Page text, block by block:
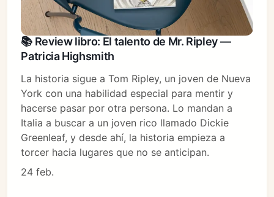
📚 Review libro: El talento de Mr. Ripley —
Patricia Highsmith
La historia sigue a Tom Ripley, un joven de Nueva
York con una habilidad especial para mentir y
hacerse pasar por otra persona. Lo mandan a
Italia a buscar a un joven rico llamado Dickie
Greenleaf, y desde ahí, la historia empieza a
torcer hacia lugares que no se anticipan.
24 feb.